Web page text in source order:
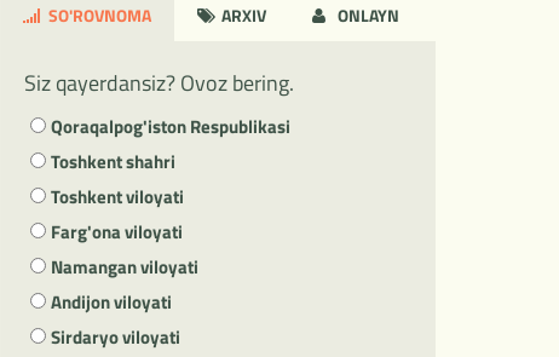
SO'ROVNOMA ARXIV ONLAYN
Siz qayerdansiz? Ovoz bering.
Qoraqalpog'iston Respublikasi
Toshkent shahri
Toshkent viloyati
Farg'ona viloyati
Namangan viloyati
Andijon viloyati
Sirdaryo viloyati